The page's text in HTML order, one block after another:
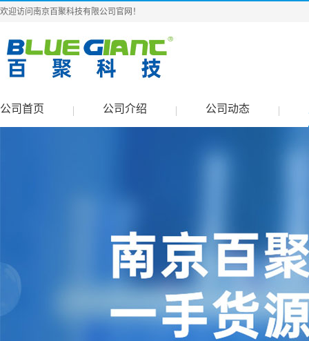
欢迎访问南京百聚科技有限公司官网！
公司首页 公司介绍 公司动态